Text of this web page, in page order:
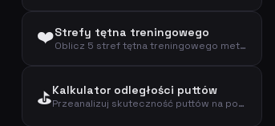
❤️Strefy tętna treningowego
Oblicz 5 stref tętna treningowego metodą Karvonena na podstawie wieku i tętna spoczynkowego
⛳Kalkulator odległości puttów
Przeanalizuj skuteczność puttów na podstawie odległości, liczby i trafień